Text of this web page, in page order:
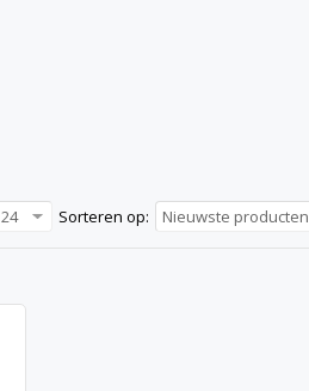
Sorteren op: Nieuwste producten
24